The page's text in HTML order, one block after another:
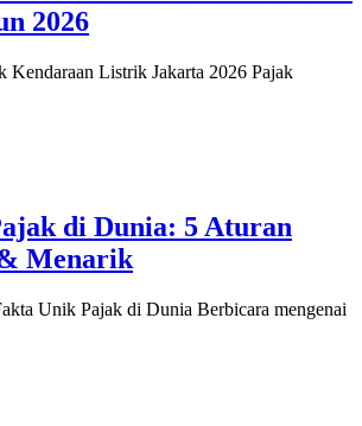
2026
Kendaraan Listrik Jakarta 2026 Pajak
di Dunia: 5 Aturan
Menarik
Unik Pajak di Dunia Berbicara mengenai